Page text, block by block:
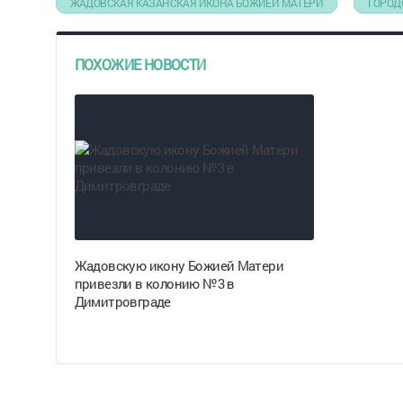
ПОХОЖИЕ НОВОСТИ
Жадовскую икону Божией Матери
привезли в колонию №3 в
Димитровграде